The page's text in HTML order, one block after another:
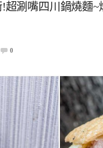
涮嘴四川鍋燒麵
0